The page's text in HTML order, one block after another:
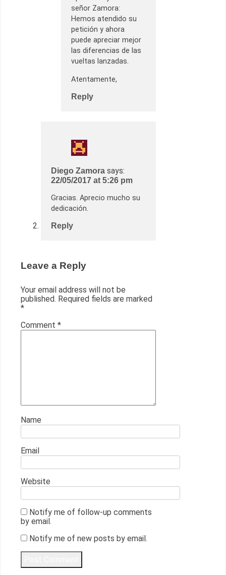
señor Zamora:
Hemos atendido su
petición y ahora
puede apreciar mejor
las diferencias de las
vueltas lanzadas.
Atentamente,
Reply
Diego Zamora says:
22/05/2017 at 5:26 pm
Gracias. Aprecio mucho su
dedicación.
Reply
Leave a Reply
Your email address will not be
published. Required fields are marked
*
Comment *
Name
Email
Website
Notify me of follow-up comments
by email.
Notify me of new posts by email.